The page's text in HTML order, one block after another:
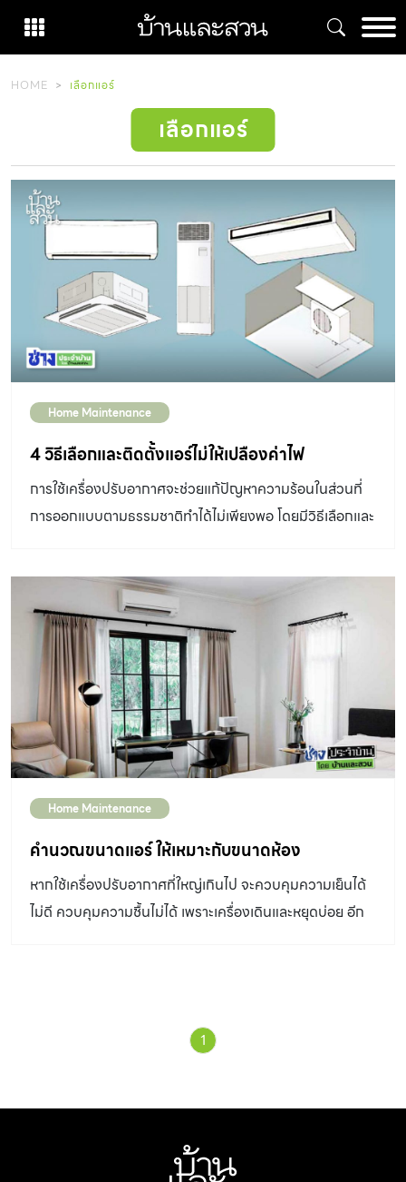
content
HOME เลือกแอร์
เลือกแอร์
Home Maintenance
4 วิธีเลือกและติดตั้งแอร์ไม่ให้เปลืองค่าไฟ
การใช้เครื่องปรับอากาศจะช่วยแก้ปัญหาความร้อนในส่วนที่
การออกแบบตามธรรมชาติทำได้ไม่เพียงพอ โดยมีวิธีเลือกและ
ปรับอากาศให้เหมาะสมกับพื้นที่ใช้งาน ปัจจัยที่ควรพิจารณา
เพิ่มเติม การเลือกแอร์และติดตั้ง จำนวนและขนาดของ
หน้าต่าง หลังคามีฉนวนกันความร้อนหรือไม่ จำนวนคนใช้งาน
ในห้อง จำนวนและประเภทของเครื่องใช้ไฟฟ้าในห้อง ความสูง
ฝ้าเพดาน ทำไมต้องเลือก BTU ให้พอเหมาะ BTU สูง
ไป คอมเพรสเซอร์จะตัดบ่อยเกินไป มีผลให้ประสิทธิภาพการ
ทำงานของเครื่องปรับอากาศลดลง เมื่อเครื่องตัดบ่อยทำให้
เครื่องก็มีราคาแพงกว่า BTU ต่ำไป คอมเพรสเซอร์ทำงาน
ตลอดเวลา เพราะอุณหภูมิไม่ได้ตามที่ตั้งไว้ จึงไม่เย็นหรือเย็น
ช้า ทำให้สิ้นเปลืองพลังงาน และเครื่องปรับอากาศเสียเร็ว
2.เลือกประเภทเครื่องปรับอากาศให้เหมาะกับการใช้งาน แบบ
ติดผนัง นิยมใช้ในบ้านที่สุด เหมาะกับห้องขนาดกลางและ
สำนักงาน สามารถกระจายลมเย็นได้ไกลและทั่วถึงกว่า ทนต่อ
การใช้งานหนัก และการทำงานของเครื่องมีเสียงดังกว่าแบบ
ฝ้า เป็นเครื่องปรับอากาศที่กระจายลม 4 ทิศทาง เหมาะกับ
ห้องที่เน้นความสวยงามเพราะจะเห็นตัวเครื่องน้อยที่สุด เดิน
ท่อน้ำยาและท่อน้ำทิ้งซ่อนไว้บนฝ้าเพดาน จึงควรตัดสินใจ
Home Maintenance
คำนวณขนาดแอร์ ให้เหมาะกับขนาดห้อง
หากใช้เครื่องปรับอากาศที่ใหญ่เกินไป จะควบคุมความเย็นได้
ไม่ดี ควบคุมความชื้นไม่ได้ เพราะเครื่องเดินและหยุดบ่อย อีก
1